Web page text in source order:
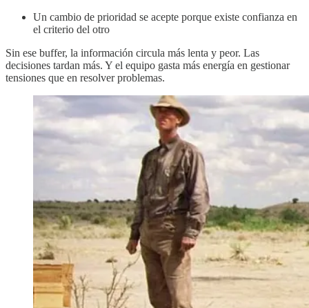
Un cambio de prioridad se acepte porque existe confianza en
el criterio del otro
Sin ese buffer, la información circula más lenta y peor. Las
decisiones tardan más. Y el equipo gasta más energía en gestionar
tensiones que en resolver problemas.